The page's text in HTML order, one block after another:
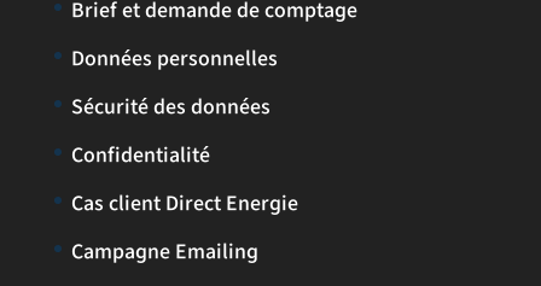
Brief et demande de comptage
Données personnelles
Sécurité des données
Confidentialité
Cas client Direct Energie
Campagne Emailing